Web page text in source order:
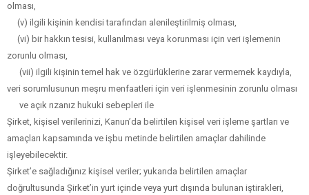
olması,
(v) ilgili kişinin kendisi tarafından alenileştirilmiş olması,
(vi) bir hakkın tesisi, kullanılması veya korunması için veri işlemenin
zorunlu olması,
(vii) ilgili kişinin temel hak ve özgürlüklerine zarar vermemek kaydıyla,
veri sorumlusunun meşru menfaatleri için veri işlenmesinin zorunlu olması
ve açık rızanız hukuki sebepleri ile
Şirket, kişisel verilerinizi, Kanun’da belirtilen kişisel veri işleme şartları ve
amaçları kapsamında ve işbu metinde belirtilen amaçlar dahilinde
işleyebilecektir.
Şirket’e sağladığınız kişisel veriler; yukarıda belirtilen amaçlar
doğrultusunda Şirket’in yurt içinde veya yurt dışında bulunan iştirakleri,